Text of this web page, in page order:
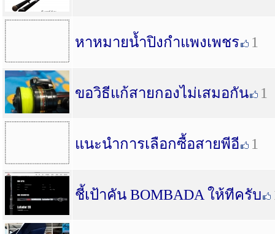
หาหมายน้ำปิงกำแพงเพชร 1
ขอวิธีแก้สายกองไม่เสมอกัน 1
แนะนำการเลือกซื้อสายพีอี 1
ชี้เป้าคัน BOMBADA ให้ทีครับ